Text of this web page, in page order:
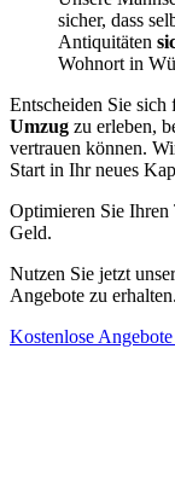
sicher, dass
Antiquitäten
Wohnort in
Entscheiden Sie
Umzug zu erleben,
vertrauen können.
Start in Ihr neues
Optimieren Sie Ihren
Geld.
Nutzen Sie jetzt
Angebote zu erhalten.
Kostenlose